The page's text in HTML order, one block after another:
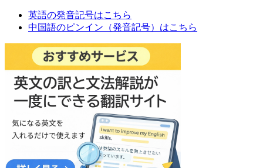
英語の発音記号はこちら
中国語のピンイン（発音記号）はこちら